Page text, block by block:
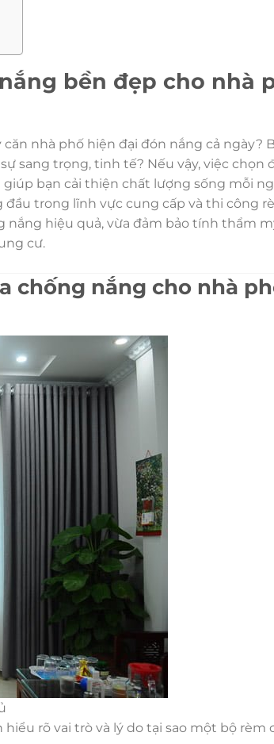
bền đẹp cho nhà
nhà phố hiện đại đón nắng cả ngày?
sang trọng, tinh tế? Nếu vậy, việc chọn
bạn cải thiện chất lượng sống mỗi
trong lĩnh vực cung cấp và thi công
nắng hiệu quả, vừa đảm bảo tính thẩm
cư.
chống nắng cho nhà
rõ vai trò và lý do tại sao một bộ rèm